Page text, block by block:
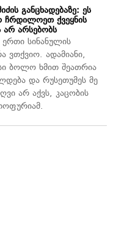
განცხადებაზე: ეს
ჩრდილოეთ ქვეყნის
არ არსებობს
სინანულის
ვთქვიო. ადამიანი,
ბოლო ხმით შეათრია
და რუსეთუმეს მე
არ აქვს, კაცობის